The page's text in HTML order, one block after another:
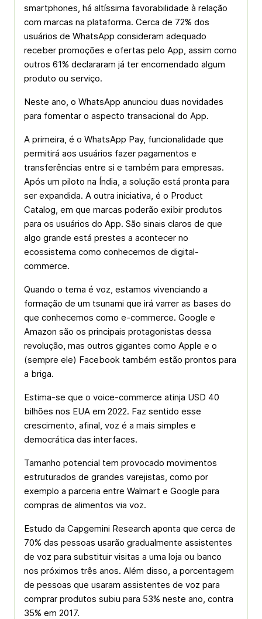
smartphones, há altíssima favorabilidade à relação
com marcas na plataforma. Cerca de 72% dos
usuários de WhatsApp consideram adequado
receber promoções e ofertas pelo App, assim como
outros 61% declararam já ter encomendado algum
produto ou serviço.
Neste ano, o WhatsApp anunciou duas novidades
para fomentar o aspecto transacional do App.
A primeira, é o WhatsApp Pay, funcionalidade que
permitirá aos usuários fazer pagamentos e
transferências entre si e também para empresas.
Após um piloto na Índia, a solução está pronta para
ser expandida. A outra iniciativa, é o Product
Catalog, em que marcas poderão exibir produtos
para os usuários do App. São sinais claros de que
algo grande está prestes a acontecer no
ecossistema como conhecemos de digital-
commerce.
Quando o tema é voz, estamos vivenciando a
formação de um tsunami que irá varrer as bases do
que conhecemos como e-commerce. Google e
Amazon são os principais protagonistas dessa
revolução, mas outros gigantes como Apple e o
(sempre ele) Facebook também estão prontos para
a briga.
Estima-se que o voice-commerce atinja USD 40
bilhões nos EUA em 2022. Faz sentido esse
crescimento, afinal, voz é a mais simples e
democrática das interfaces.
Tamanho potencial tem provocado movimentos
estruturados de grandes varejistas, como por
exemplo a parceria entre Walmart e Google para
compras de alimentos via voz.
Estudo da Capgemini Research aponta que cerca de
70% das pessoas usarão gradualmente assistentes
de voz para substituir visitas a uma loja ou banco
nos próximos três anos. Além disso, a porcentagem
de pessoas que usaram assistentes de voz para
comprar produtos subiu para 53% neste ano, contra
35% em 2017.